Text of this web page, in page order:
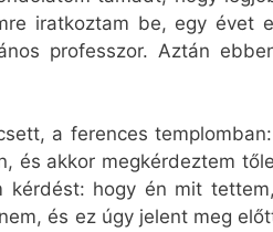
iratkoztam be, egy évet
professzor. Aztán
a ferences
és akkor megkérdeztem
hogy én mit
és ez úgy jelent meg